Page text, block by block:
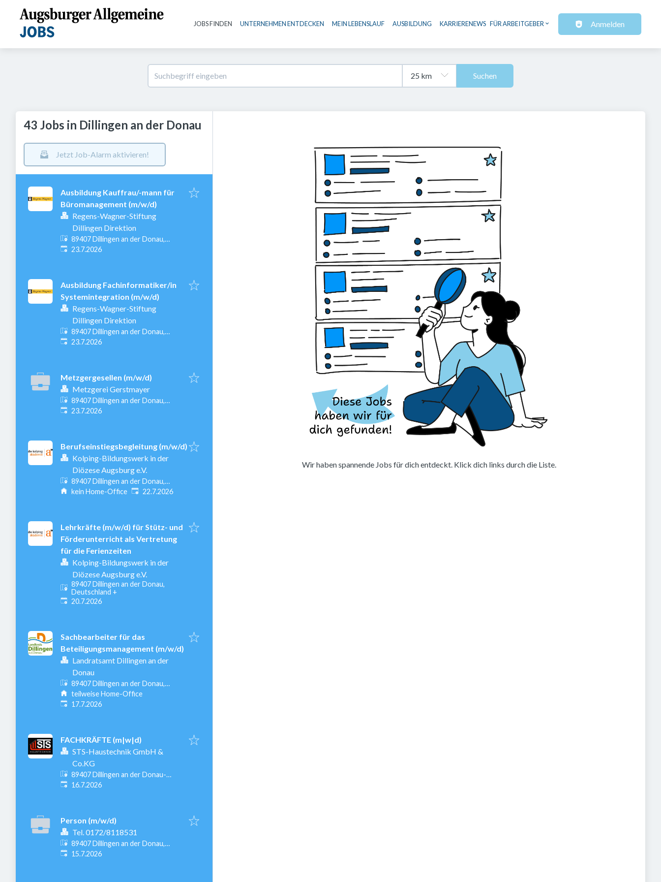
Haupt-Navigation
JOBS FINDEN UNTERNEHMEN ENTDECKEN MEIN LEBENSLAUF AUSBILDUNG KARRIERENEWS FÜR ARBEITGEBER Anmelden
Suchen
43 Jobs in Dillingen an der Donau
Jetzt Job-Alarm aktivieren!
Ausbildung Kauffrau/-mann für
Büromanagement (m/w/d)
Regens-Wagner-Stiftung
Dillingen Direktion
89407 Dillingen an der Donau,
Deutschland
Veröffentlicht
23.7.2026
Ausbildung Fachinformatiker/in
Systemintegration (m/w/d)
Regens-Wagner-Stiftung
Dillingen Direktion
89407 Dillingen an der Donau,
Deutschland
Veröffentlicht
23.7.2026
Metzgergesellen (m/w/d)
Metzgerei Gerstmayer
89407 Dillingen an der Donau,
Deutschland
Veröffentlicht
23.7.2026
Berufseinstiegsbegleitung (m/w/d)
Kolping-Bildungswerk in der
Diözese Augsburg e.V.
89407 Dillingen an der Donau,
Deutschland
kein Home-Office Veröffentlicht
22.7.2026
Lehrkräfte (m/w/d) für Stütz- und
Förderunterricht als Vertretung
für die Ferienzeiten
Kolping-Bildungswerk in der
Diözese Augsburg e.V.
89407 Dillingen an der Donau,
Deutschland +
Veröffentlicht
20.7.2026
Sachbearbeiter für das
Beteiligungsmanagement (m/w/d)
Landratsamt Dillingen an der
Donau
89407 Dillingen an der Donau,
Deutschland
teilweise Home-Office
Veröffentlicht
17.7.2026
FACHKRÄFTE (m|w|d)
STS-Haustechnik GmbH &
Co.KG
89407 Dillingen an der Donau-
Kicklingen, Deutschland
Veröffentlicht
16.7.2026
Person (m/w/d)
Tel. 0172/8118531
89407 Dillingen an der Donau,
Deutschland
Veröffentlicht
15.7.2026
Wir haben spannende Jobs für dich entdeckt. Klick dich links durch die Liste.